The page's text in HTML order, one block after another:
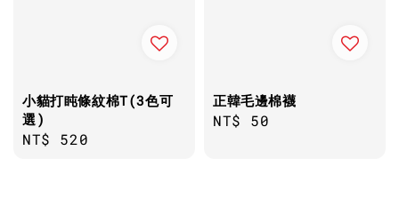
小貓打盹條紋棉T(3色可
選)
Regular
NT$ 520
正韓毛邊棉襪
Regular
NT$ 50